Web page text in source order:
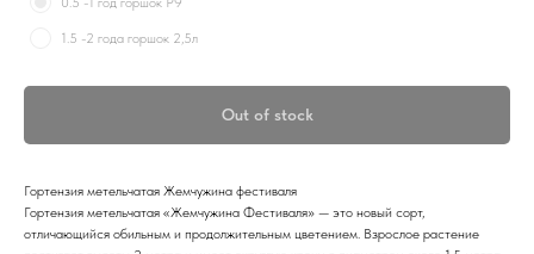
1.5 -2 года горшок 2,5л
Out of stock
Гортензия метельчатая Жемчужина фестиваля
Гортензия метельчатая «Жемчужина Фестиваля» — это новый сорт,
отличающийся обильным и продолжительным цветением. Взрослое растение